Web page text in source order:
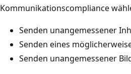
Kommunikationscompliance
Senden unangemessener
Senden eines
Senden unangemessener